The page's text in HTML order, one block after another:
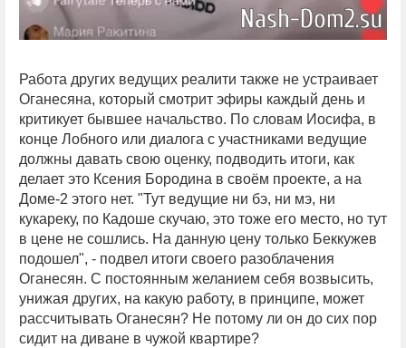
Работа других ведущих реалити также не устраивает
Оганесяна, который смотрит эфиры каждый день и
критикует бывшее начальство. По словам Иосифа, в
конце Лобного или диалога с участниками ведущие
должны давать свою оценку, подводить итоги, как
делает это Ксения Бородина в своём проекте, а на
Доме-2 этого нет. "Тут ведущие ни бэ, ни мэ, ни
кукареку, по Кадоше скучаю, это тоже его место, но тут
в цене не сошлись. На данную цену только Беккужев
подошел", - подвел итоги своего разоблачения
Оганесян. С постоянным желанием себя возвысить,
унижая других, на какую работу, в принципе, может
рассчитывать Оганесян? Не потому ли он до сих пор
сидит на диване в чужой квартире?